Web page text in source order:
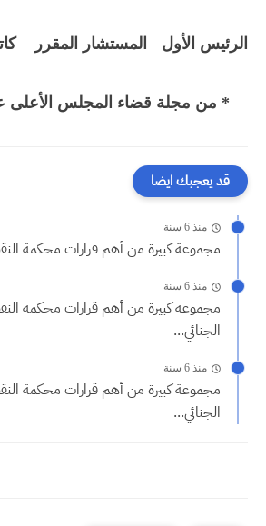
الرئيس الأول المستشار المقرر
* من مجلة قضاء المجلس الأعلى
قد يعجبك ايضا
منذ 6 سنة
مجموعة كبيرة من أهم قرارات محكمة
منذ 6 سنة
مجموعة كبيرة من أهم قرارات محكمة
الجنائي...
منذ 6 سنة
مجموعة كبيرة من أهم قرارات محكمة
الجنائي...